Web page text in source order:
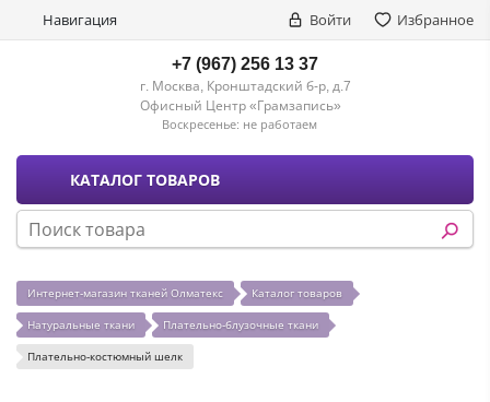
Навигация Войти Избранное
+7 (967) 256 13 37
г. Москва, Кронштадский б-р, д.7
Офисный Центр «Грамзапись»
Воскресенье: не работаем
КАТАЛОГ ТОВАРОВ
Интернет-магазин тканей Олматекс Каталог товаров
Натуральные ткани Плательно-блузочные ткани
Плательно-костюмный шелк